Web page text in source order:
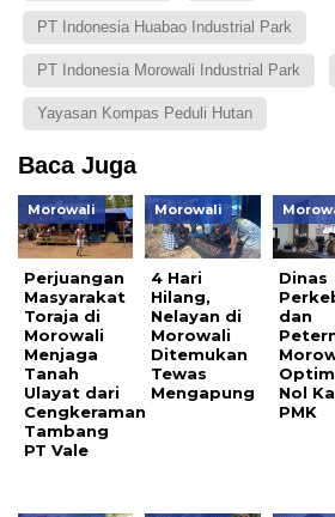
PT Indonesia Huabao Industrial Park
PT Indonesia Morowali Industrial Park
Yayasan Kompas Peduli Hutan
Baca Juga
Morowali
Perjuangan
Masyarakat
Toraja di
Morowali
Menjaga
Tanah
Ulayat dari
Cengkeraman
Tambang
PT Vale
Morowali
4 Hari
Hilang,
Nelayan di
Morowali
Ditemukan
Tewas
Mengapung
Dinas
dan
Nol
PMK